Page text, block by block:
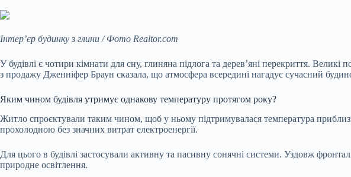
Інтер’єр будинку з глини / Фото Realtor.com
У будівлі є чотири кімнати для сну, глиняна підлога та дерев’яні перекриття.
з продажу Дженніфер Браун сказала, що атмосфера всередині нагадує сучасний
Яким чином будівля утримує однакову температуру протягом року?
Житло спроєктували таким чином, щоб у ньому підтримувалася температура
прохолодною без значних витрат електроенергії.
Для цього в будівлі застосували активну та пасивну сонячні системи. Уздовж
природне освітлення.